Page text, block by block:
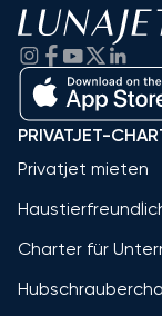
PRIVATJET-
Privatjet mieten
Charter für